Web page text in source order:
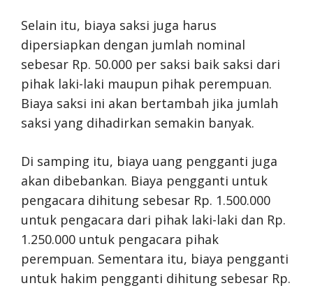
Selain itu, biaya saksi juga harus
dipersiapkan dengan jumlah nominal
sebesar Rp. 50.000 per saksi baik saksi dari
pihak laki-laki maupun pihak perempuan.
Biaya saksi ini akan bertambah jika jumlah
saksi yang dihadirkan semakin banyak.
Di samping itu, biaya uang pengganti juga
akan dibebankan. Biaya pengganti untuk
pengacara dihitung sebesar Rp. 1.500.000
untuk pengacara dari pihak laki-laki dan Rp.
1.250.000 untuk pengacara pihak
perempuan. Sementara itu, biaya pengganti
untuk hakim pengganti dihitung sebesar Rp.